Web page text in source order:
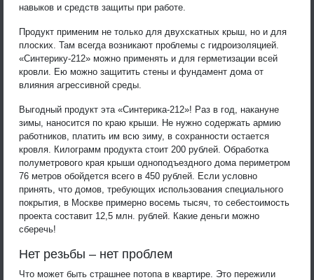
навыков и средств защиты при работе.
Продукт применим не только для двухскатных крыш, но и для
плоских. Там всегда возникают проблемы с гидроизоляцией.
«Синтерику-212» можно применять и для герметизации всей
кровли. Ею можно защитить стены и фундамент дома от
влияния агрессивной среды.
Выгодный продукт эта «Синтерика-212»! Раз в год, накануне
зимы, наносится по краю крыши. Не нужно содержать армию
работников, платить им всю зиму, в сохранности остается
кровля. Килограмм продукта стоит 200 рублей. Обработка
полуметрового края крыши одноподъездного дома периметром
76 метров обойдется всего в 450 рублей. Если условно
принять, что домов, требующих использования специального
покрытия, в Москве примерно восемь тысяч, то себестоимость
проекта составит 12,5 млн. рублей. Какие деньги можно
сберечь!
Нет резьбы – нет проблем
Что может быть страшнее потопа в квартире. Это пережили